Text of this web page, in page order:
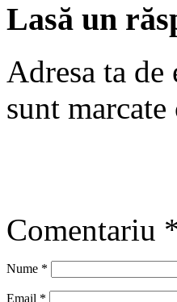
Lasă un
Adresa ta
sunt marcate
Comentariu
Nume *
Email *